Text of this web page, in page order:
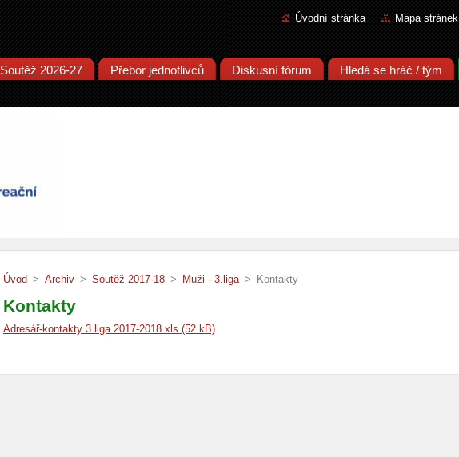
Úvodní stránka Mapa stránek
Soutěž 2026-27 Přebor jednotlivců Diskusní fórum Hledá se hráč / tým
Úvod > Archiv > Soutěž 2017-18 > Muži - 3.liga > Kontakty
Kontakty
Adresář-kontakty 3 liga 2017-2018.xls (52 kB)